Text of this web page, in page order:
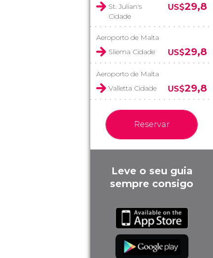
St. Julian's
Cidade
US$29,8
Aeroporto de Malta
Sliema Cidade
US$29,8
Aeroporto de Malta
Valletta Cidade
US$29,8
Reservar
Leve o seu guia
sempre consigo